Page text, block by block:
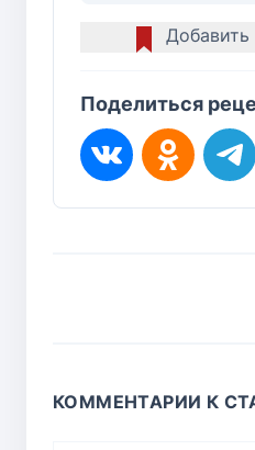
Добавить
Поделиться
КОММЕНТАРИИ К